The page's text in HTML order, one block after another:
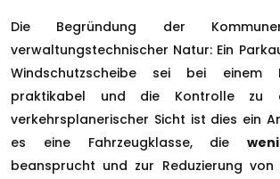
Die Begründung der
verwaltungstechnischer Natur: Ein
Windschutzscheibe sei bei einem
praktikabel und die Kontrolle zu
verkehrsplanerischer Sicht ist dies ein
es eine Fahrzeugklasse, die
beansprucht und zur Reduzierung